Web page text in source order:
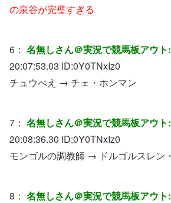
の泉谷が完璧すぎる
6： 名無しさん＠実況で競馬板アウト:
20:07:53.03 ID:0Y0TNxIz0
チュウべえ → チェ・ホンマン
7： 名無しさん＠実況で競馬板アウト:
20:08:36.30 ID:0Y0TNxIz0
モンゴルの調教師 → ドルゴルスレン
8： 名無しさん＠実況で競馬板アウト: